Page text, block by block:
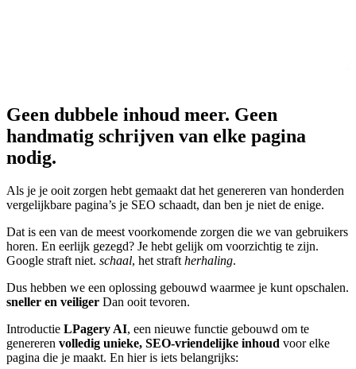
Geen dubbele inhoud meer. Geen
handmatig schrijven van elke pagina
nodig.
Als je je ooit zorgen hebt gemaakt dat het genereren van honderden
vergelijkbare pagina’s je SEO schaadt, dan ben je niet de enige.
Dat is een van de meest voorkomende zorgen die we van gebruikers
horen. En eerlijk gezegd? Je hebt gelijk om voorzichtig te zijn.
Google straft niet. schaal, het straftherhaling.
Dus hebben we een oplossing gebouwd waarmee je kunt opschalen.
sneller en veiliger Dan ooit tevoren.
Introductie LPagery AI, een nieuwe functie gebouwd om te
genereren volledig unieke, SEO-vriendelijke inhoud voor elke
pagina die je maakt. En hier is iets belangrijks: